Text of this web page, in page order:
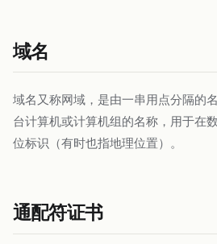
域名
域名又称网域，是由一串用点分隔的
台计算机或计算机组的名称，用于在
位标识（有时也指地理位置）。
通配符证书